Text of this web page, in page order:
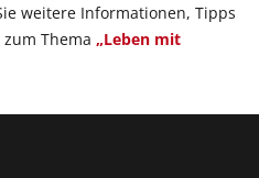
weitere Informationen, Tipps
Thema „Leben mit